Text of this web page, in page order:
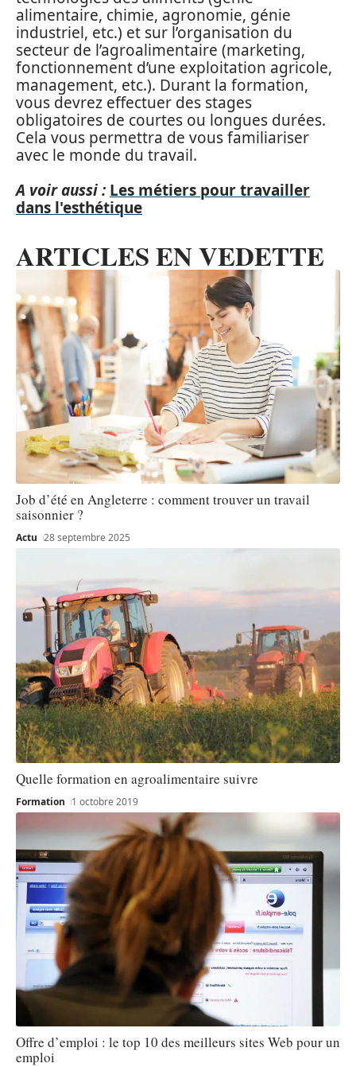
alimentaire, chimie, agronomie, génie
industriel, etc.) et sur l’organisation du
secteur de l’agroalimentaire (marketing,
fonctionnement d’une exploitation agricole,
management, etc.). Durant la formation,
vous devrez effectuer des stages
obligatoires de courtes ou longues durées.
Cela vous permettra de vous familiariser
avec le monde du travail.
A voir aussi : Les métiers pour travailler
dans l'esthétique
ARTICLES EN VEDETTE
Job d’été en Angleterre : comment trouver un travail
saisonnier ?
Actu 28 septembre 2025
Quelle formation en agroalimentaire suivre
Formation 1 octobre 2019
Offre d’emploi : le top 10 des meilleurs sites Web pour un
emploi